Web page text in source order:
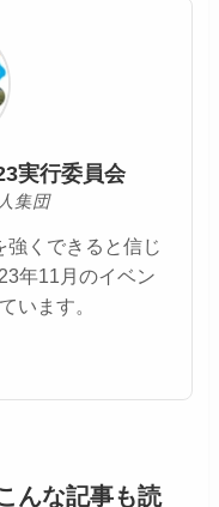
実行委員会
集団
強くできると信じ
年11月のイベン
います。
んな記事も読